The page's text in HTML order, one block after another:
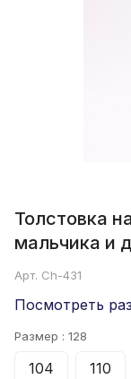
Толстовка
мальчика и
Арт. Ch-431
Посмотреть
Размер : 128
104 110